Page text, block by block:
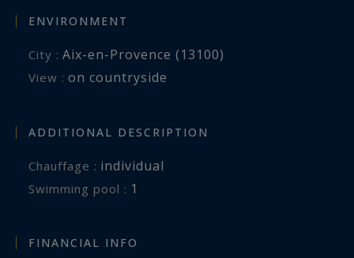
ENVIRONMENT
City : Aix-en-Provence (13100)
View : on countryside
ADDITIONAL DESCRIPTION
Chauffage : individual
swimming pool : 1
FINANCIAL INFO